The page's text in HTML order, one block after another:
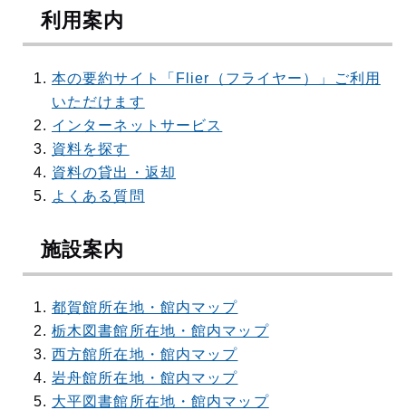
利用案内
本の要約サイト「Flier（フライヤー）」ご利用
いただけます
インターネットサービス
資料を探す
資料の貸出・返却
よくある質問
施設案内
都賀館所在地・館内マップ
栃木図書館所在地・館内マップ
西方館所在地・館内マップ
岩舟館所在地・館内マップ
大平図書館所在地・館内マップ